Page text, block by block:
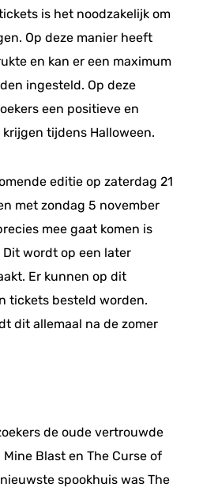
is het noodzakelijk om
Op deze manier heeft
en kan er een maximum
ingesteld. Op deze
een positieve en
tijdens Halloween.
editie op zaterdag 21
met zondag 5 november
mee gaat komen is
wordt op een later
Er kunnen op dit
tickets besteld worden.
dit allemaal na de zomer
de oude vertrouwde
Blast en The Curse of
spookhuis was The